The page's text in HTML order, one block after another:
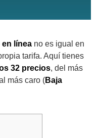
línea no es igual en
tarifa. Aquí tienes
32 precios, del más
más caro (Baja